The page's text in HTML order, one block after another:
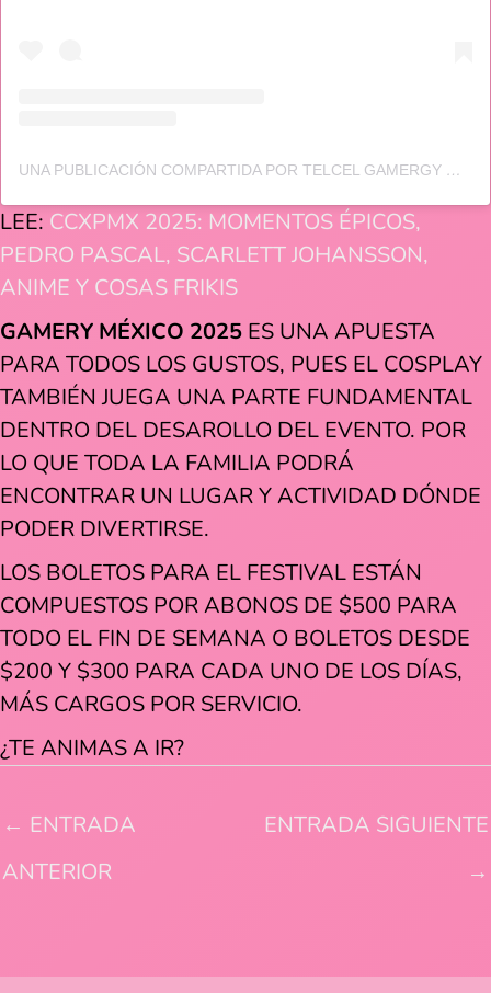
UNA PUBLICACIÓN COMPARTIDA POR TELCEL GAMERGY MÉXICO (@GAMERGYMEXICO)
LEE: CCXPMX 2025: MOMENTOS ÉPICOS,
PEDRO PASCAL, SCARLETT JOHANSSON,
ANIME Y COSAS FRIKIS
GAMERY MÉXICO 2025 ES UNA APUESTA
PARA TODOS LOS GUSTOS, PUES EL COSPLAY
TAMBIÉN JUEGA UNA PARTE FUNDAMENTAL
DENTRO DEL DESAROLLO DEL EVENTO. POR
LO QUE TODA LA FAMILIA PODRÁ
ENCONTRAR UN LUGAR Y ACTIVIDAD DÓNDE
PODER DIVERTIRSE.
LOS BOLETOS PARA EL FESTIVAL ESTÁN
COMPUESTOS POR ABONOS DE $500 PARA
TODO EL FIN DE SEMANA O BOLETOS DESDE
$200 Y $300 PARA CADA UNO DE LOS DÍAS,
MÁS CARGOS POR SERVICIO.
¿TE ANIMAS A IR?
← ENTRADA
ANTERIOR
ENTRADA SIGUIENTE
→